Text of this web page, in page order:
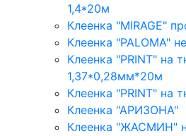
1,4*20м
Клеенка "MIRAGE"
Клеенка "PALOMA"
Клеенка "PRINT" на
1,37*0,28мм*20м
Клеенка "PRINT" на
Клеенка "АРИЗОНА"
Клеенка "ЖАСМИН"